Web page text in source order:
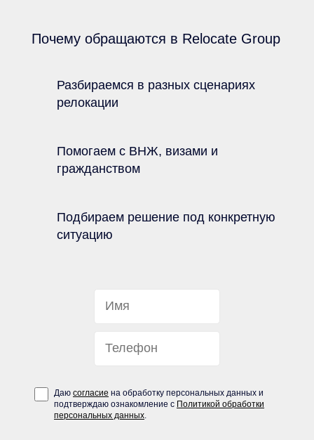
Почему обращаются в Relocate Group
Разбираемся в разных сценариях
релокации
Помогаем с ВНЖ, визами и
гражданством
Подбираем решение под конкретную
ситуацию
Даю согласие на обработку персональных данных и
подтверждаю ознакомление с Политикой обработки
персональных данных